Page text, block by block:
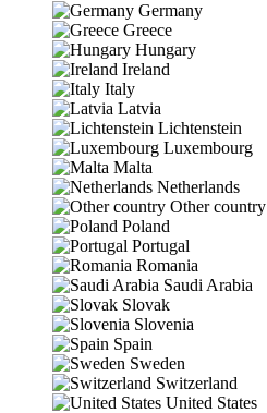
Germany
Greece
Hungary
Ireland
Italy
Latvia
Lichtenstein
Luxembourg
Malta
Netherlands
Other country
Poland
Portugal
Romania
Saudi Arabia
Slovak
Slovenia
Spain
Sweden
Switzerland
United States